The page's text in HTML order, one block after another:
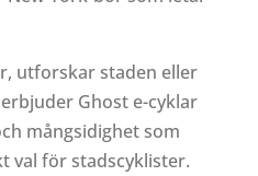
utforskar staden eller
Ghost e-cyklar
mångsidighet som
val för stadscyklister.